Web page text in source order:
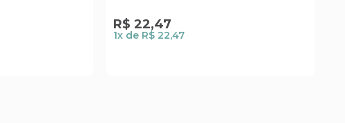
R$ 22,47
1x de R$ 22,47